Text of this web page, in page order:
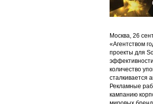
Москва, 26
«Агентством
проекты для
количество
сталкивается
Рекламные
кампанию